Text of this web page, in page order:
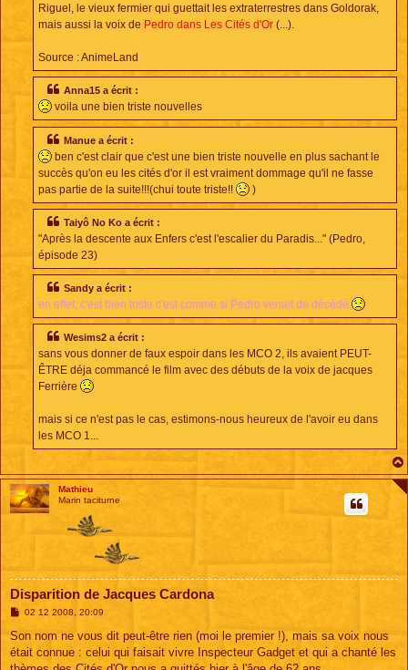
Riguel, le vieux fermier qui guettait les extraterrestres dans Goldorak,
mais aussi la voix de Pedro dans Les Cités d'Or (...).
Source : AnimeLand
Anna15 a écrit :
voila une bien triste nouvelles
Manue a écrit :
ben c'est clair que c'est une bien triste nouvelle en plus sachant le
succès qu'on eu les cités d'or il est vraiment dommage qu'il ne fasse
pas partie de la suite!!!(chui toute triste!!
)
Taiyô No Ko a écrit :
"Après la descente aux Enfers c'est l'escalier du Paradis..." (Pedro,
épisode 23)
Sandy a écrit :
en effet, c'est bien triste c'est comme si Pedro venait de décédé
Wesims2 a écrit :
sans vous donner de faux espoir dans les MCO 2, ils avaient PEUT-
ÊTRE déja commancé le film avec des débuts de la voix de jacques
Ferrière
mais si ce n'est pas le cas, estimons-nous heureux de l'avoir eu dans
les MCO 1...
Mathieu
Marin taciturne
Disparition de Jacques Cardona
M
s
a
g
02 12 2008, 20:09
Son nom ne vous dit peut-être rien (moi le premier !), mais sa voix nous
était connue : celui qui faisait vivre Inspecteur Gadget et qui a chanté les